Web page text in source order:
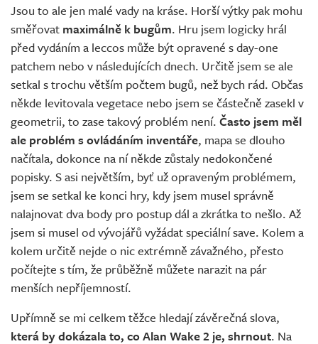
Jsou to ale jen malé vady na kráse. Horší výtky pak mohu
směřovat maximálně k bugům. Hru jsem logicky hrál
před vydáním a leccos může být opravené s day-one
patchem nebo v následujících dnech. Určitě jsem se ale
setkal s trochu větším počtem bugů, než bych rád. Občas
někde levitovala vegetace nebo jsem se částečně zasekl v
geometrii, to zase takový problém není. Často jsem měl
ale problém s ovládáním inventáře, mapa se dlouho
načítala, dokonce na ní někde zůstaly nedokončené
popisky. S asi největším, byť už opraveným problémem,
jsem se setkal ke konci hry, kdy jsem musel správně
nalajnovat dva body pro postup dál a zkrátka to nešlo. Až
jsem si musel od vývojářů vyžádat speciální save. Kolem a
kolem určitě nejde o nic extrémně závažného, přesto
počítejte s tím, že průběžně můžete narazit na pár
menších nepříjemností.
Upřímně se mi celkem těžce hledají závěrečná slova,
která by dokázala to, co Alan Wake 2 je, shrnout. Na